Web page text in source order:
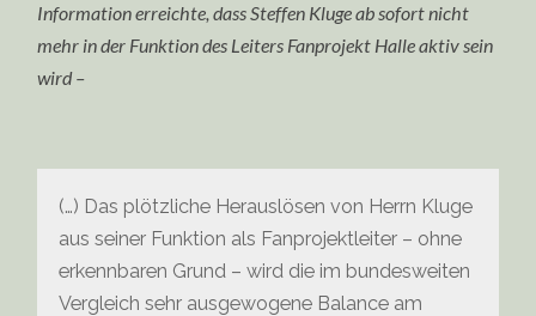
Information erreichte, dass Steffen Kluge ab sofort nicht
mehr in der Funktion des Leiters Fanprojekt Halle aktiv sein
wird –
(…) Das plötzliche Herauslösen von Herrn Kluge
aus seiner Funktion als Fanprojektleiter – ohne
erkennbaren Grund – wird die im bundesweiten
Vergleich sehr ausgewogene Balance am